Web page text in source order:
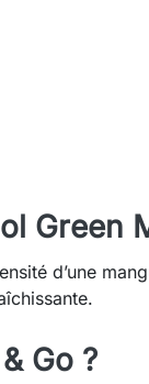
Green
d’une
Go ?